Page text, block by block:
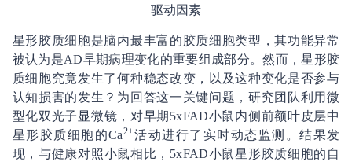
驱动因素
星形胶质细胞是脑内最丰富的胶质细胞类型，其功能异常
被认为是AD早期病理变化的重要组成部分。然而，星形胶
质细胞究竟发生了何种稳态改变，以及这种变化是否参与
认知损害的发生？为回答这一关键问题，研究团队利用微
型化双光子显微镜，对早期5xFAD小鼠内侧前额叶皮层中
星形胶质细胞的Ca2+活动进行了实时动态监测。结果发
现，与健康对照小鼠相比，5xFAD小鼠星形胶质细胞的自